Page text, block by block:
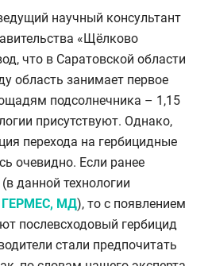
научный консультант
«Щёлково
что в Саратовской области
область занимает первое
подсолнечника – 1,15
присутствуют. Однако,
перехода на гербицидные
очевидно. Если ранее
данной технологии
ГЕРМЕС, МД), то с появлением
послевсходовый гербицид
стали предпочитать